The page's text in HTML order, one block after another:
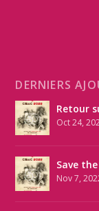
DERNIERS
Retour
Oct 24,
Save
Nov 7,